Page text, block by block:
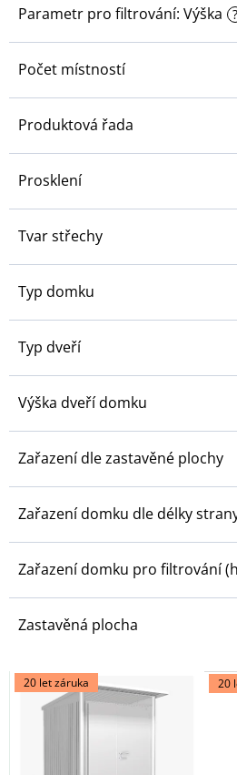
Parametr pro filtrování: Výška ?
Počet místností
Produktová řada
Prosklení
Tvar střechy
Typ domku
Typ dveří
Výška dveří domku
Zařazení dle zastavěné plochy
Zařazení domku dle délky
Zařazení domku pro filtrování
Zastavěná plocha
V
ý
20 let záruka 20